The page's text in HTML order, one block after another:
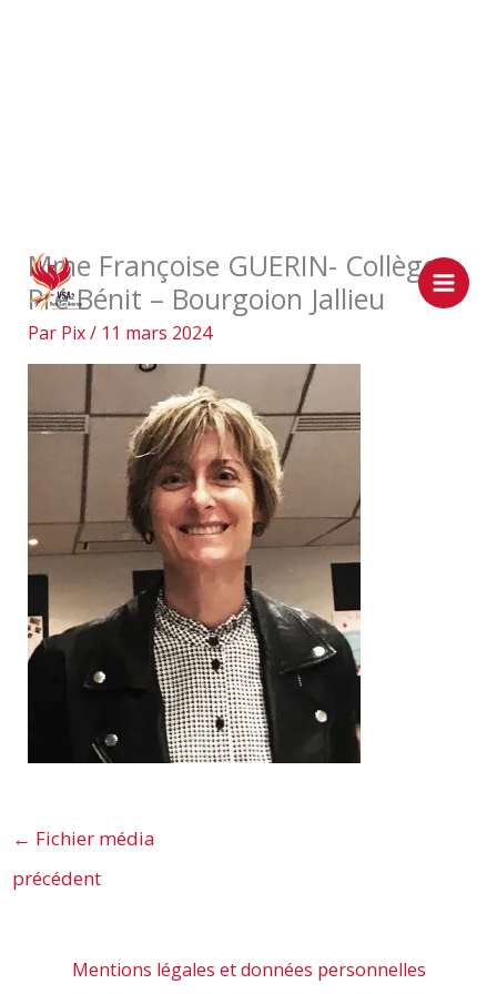
contenu
Mme Françoise GUERIN- Collège
Pré Bénit – Bourgoion Jallieu
Par Pix/ 11 mars 2024
← Fichier média
précédent
Mentions légales et données personnelles